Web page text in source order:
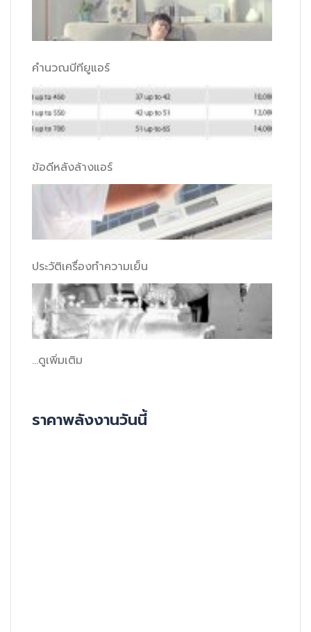
คำนวณบีทียูแอร์
ข้อดีหลังล้างแอร์
ประวัติเครื่องทำความเย็น
...ดูเพิ่มเติม
ราคาพลังงานวันนี้